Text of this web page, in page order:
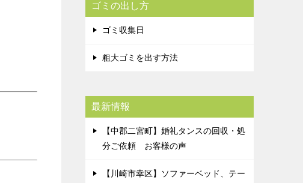
ゴミの出し方
ゴミ収集日
粗大ゴミを出す方法
最新情報
【中郡二宮町】婚礼タンスの回収・処
分ご依頼 お客様の声
【川崎市幸区】ソファーベッド、テー